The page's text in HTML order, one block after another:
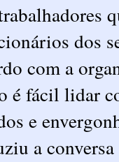
dos
com a
é fácil lidar
e
a